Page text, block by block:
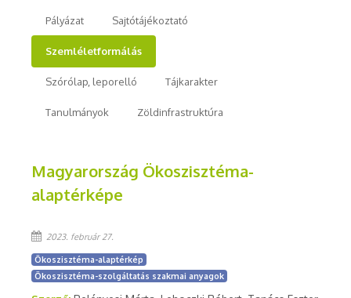
Pályázat Sajtótájékoztató
Szemléletformálás
Szórólap, leporelló Tájkarakter
Tanulmányok Zöldinfrastruktúra
Magyarország Ökoszisztéma-
alaptérképe
2023. február 27.
Ökoszisztéma-alaptérkép
Ökoszisztéma-szolgáltatás szakmai anyagok